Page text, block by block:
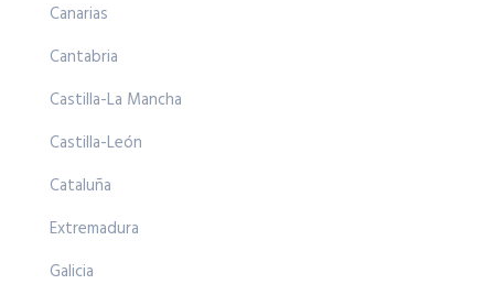
Canarias
Cantabria
Castilla-La Mancha
Castilla-León
Cataluña
Extremadura
Galicia